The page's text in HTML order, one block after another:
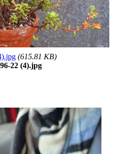
(615.81 KB)
22 (4).jpg